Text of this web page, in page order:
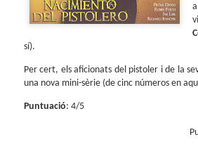
sí).
Per cert, els aficionats del pistoler i de la
una nova mini-sèrie (de cinc números en
Puntuació: 4/5